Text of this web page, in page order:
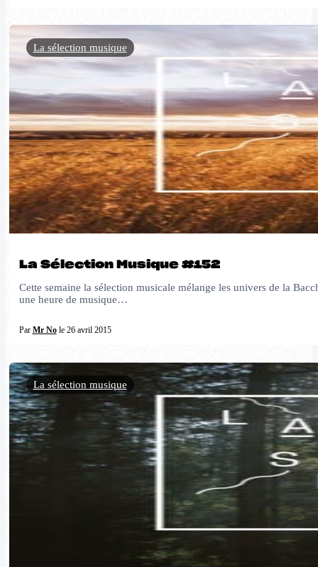
La Sélection Musique #152
Cette semaine la sélection musicale mélange les univers de la
une heure de musique…
Par Mr Nole 26 avril 2015
La sélection musique
La sélection musique